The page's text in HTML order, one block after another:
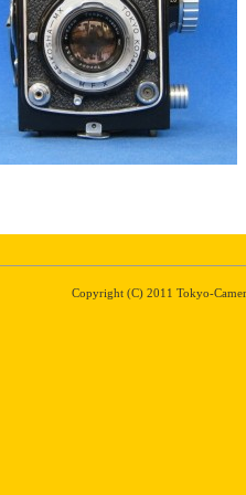
Copyright (C) 2011 Tokyo-